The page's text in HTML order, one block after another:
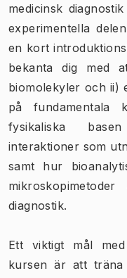
medicinsk
experimentella
en kort
bekanta dig med
biomolekyler och ii)
på
fysikaliska
interaktioner som
samt hur
diagnostik.
Ett viktigt mål
kursen är att